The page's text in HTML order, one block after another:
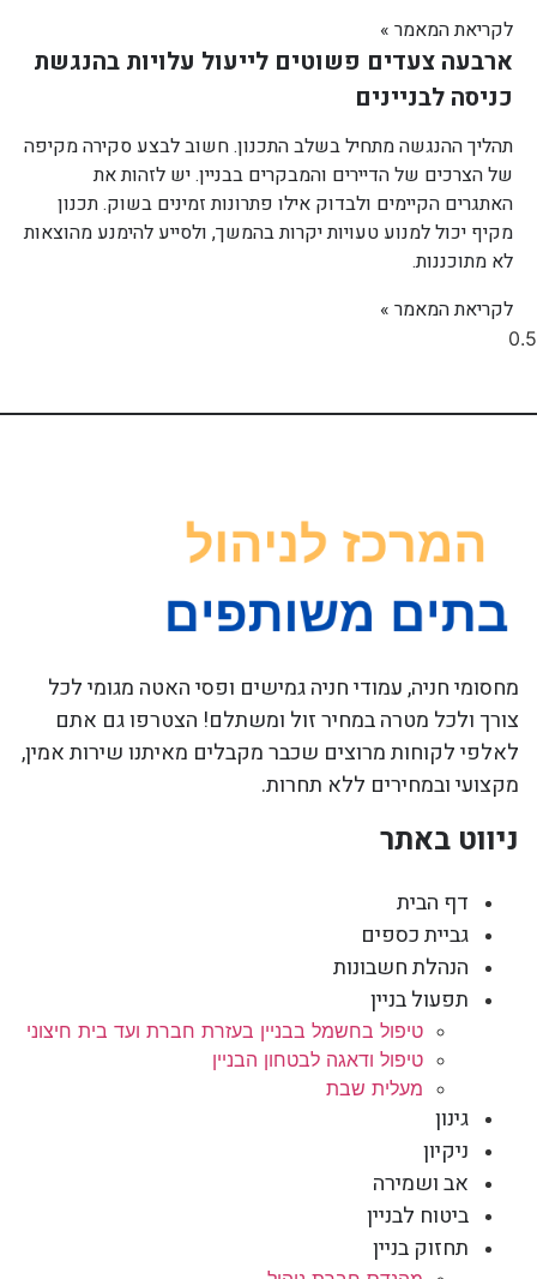
לקריאת המאמר »
ארבעה צעדים פשוטים לייעול עלויות בהנגשת
כניסה לבניינים
תהליך ההנגשה מתחיל בשלב התכנון. חשוב לבצע סקירה מקיפה
של הצרכים של הדיירים והמבקרים בבניין. יש לזהות את
האתגרים הקיימים ולבדוק אילו פתרונות זמינים בשוק. תכנון
מקיף יכול למנוע טעויות יקרות בהמשך, ולסייע להימנע מהוצאות
לא מתוכננות.
לקריאת המאמר »
מחסומי חניה, עמודי חניה גמישים ופסי האטה מגומי לכל
צורך ולכל מטרה במחיר זול ומשתלם! הצטרפו גם אתם
לאלפי לקוחות מרוצים שכבר מקבלים מאיתנו שירות אמין,
מקצועי ובמחירים ללא תחרות.
ניווט באתר
דף הבית
גביית כספים
הנהלת חשבונות
תפעול בניין
טיפול בחשמל בבניין בעזרת חברת ועד בית חיצוני
טיפול ודאגה לבטחון הבניין
מעלית שבת
גינון
ניקיון
אב ושמירה
ביטוח לבניין
תחזוק בניין